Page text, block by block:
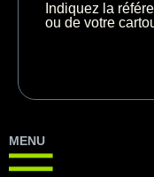
Indiquez la
ou de votre
MENU